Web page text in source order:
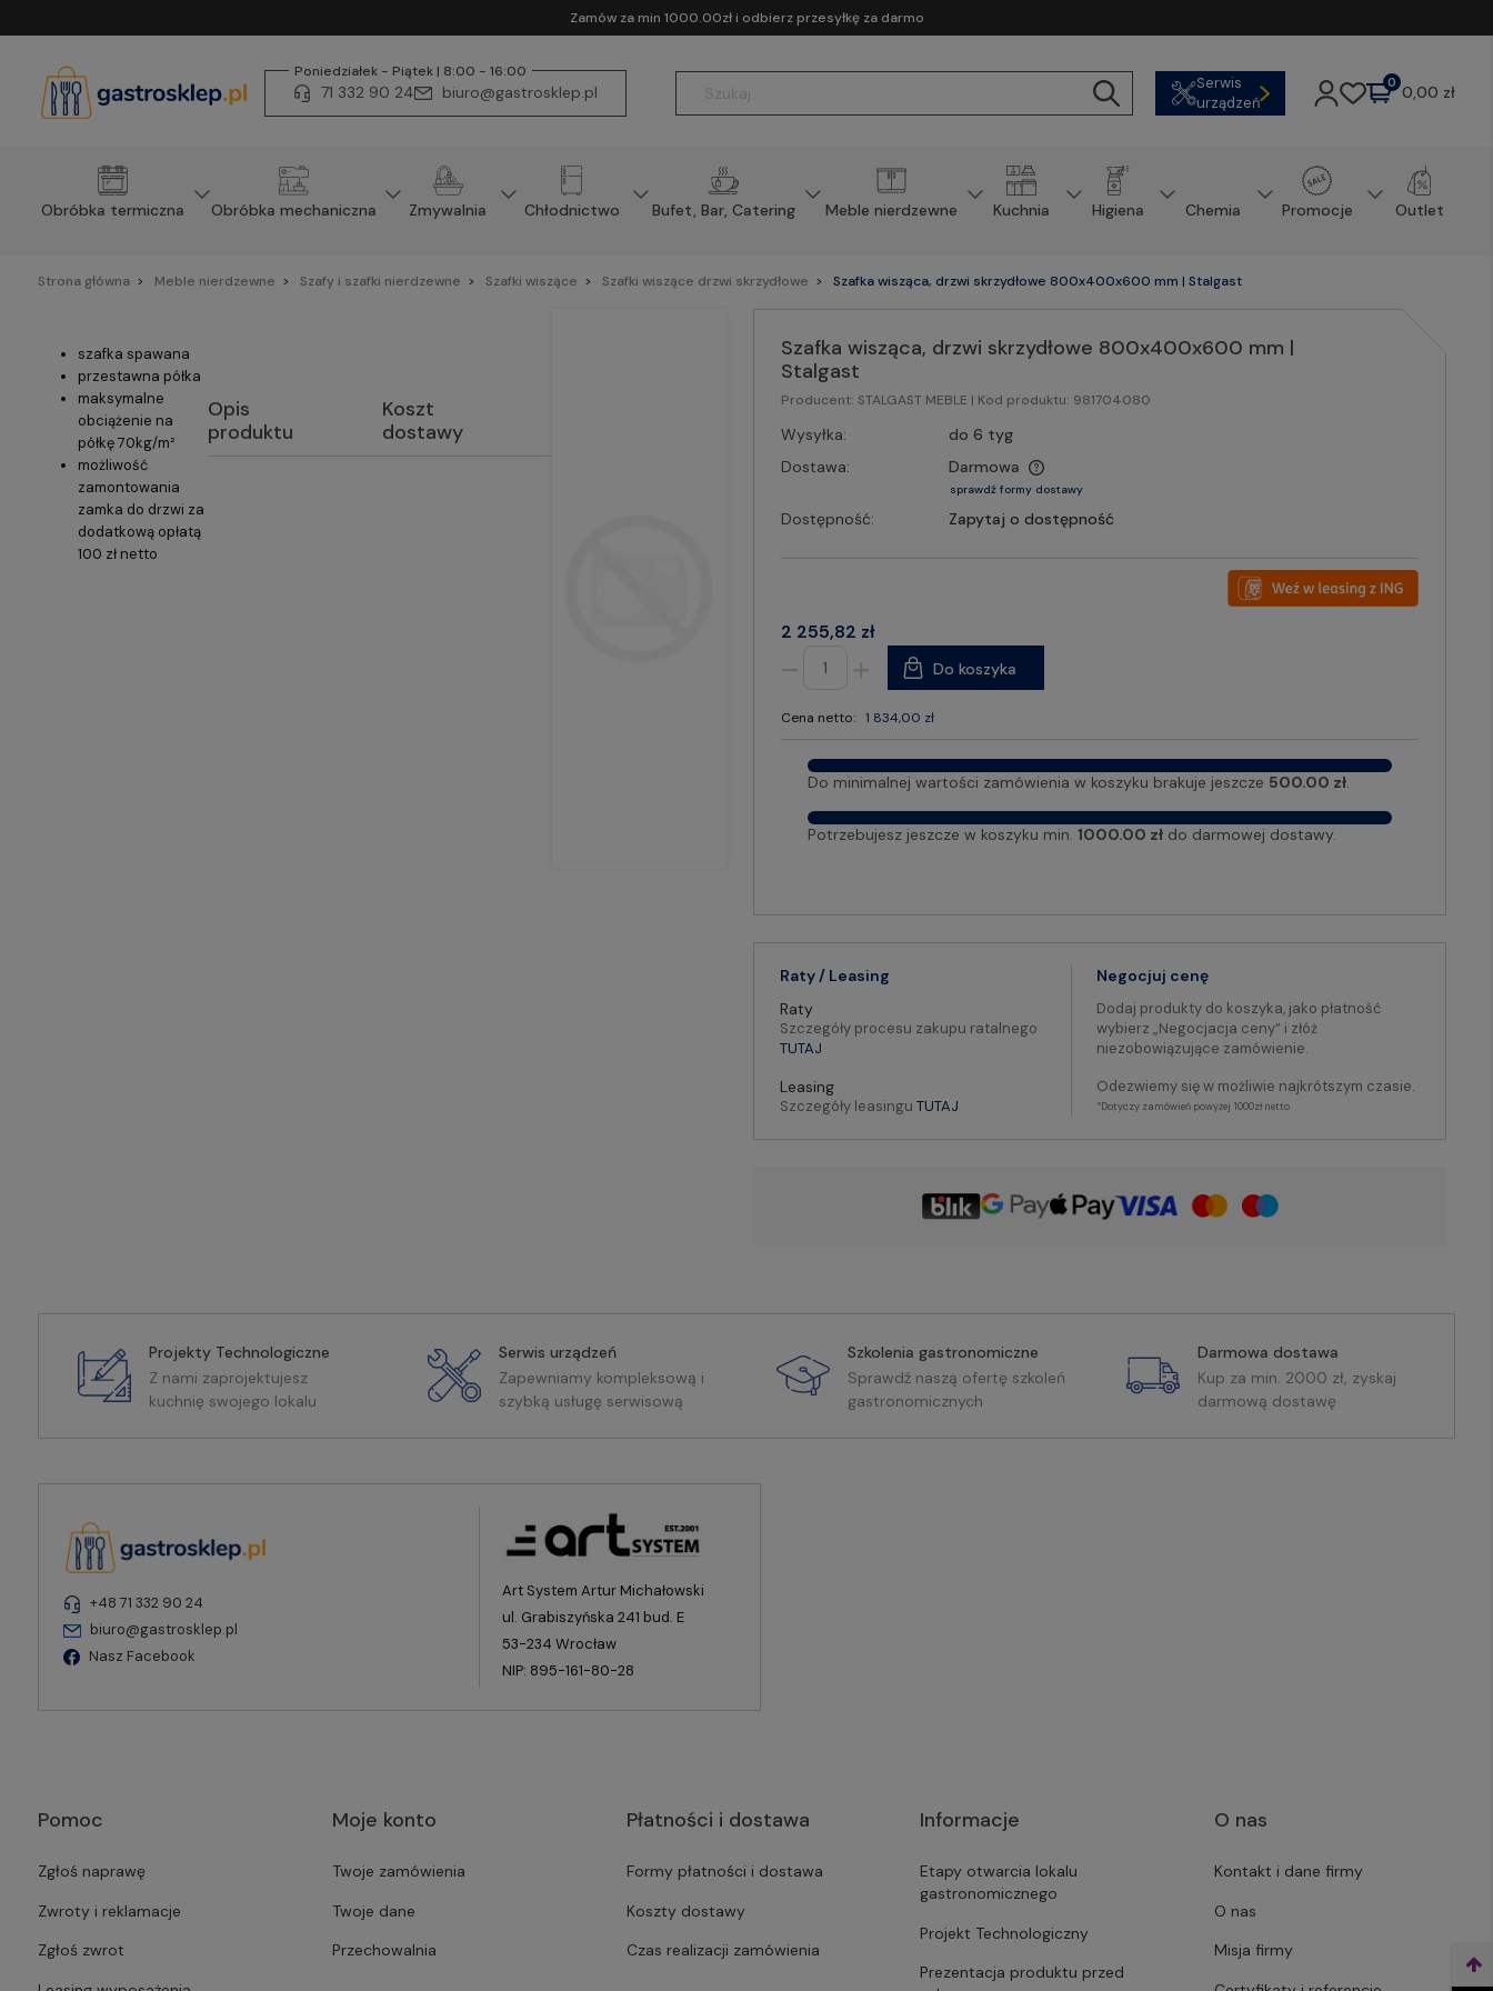
Zamów za min 1000.00zł i odbierz przesyłkę za darmo
Poniedziałek - Piątek | 8:00 - 16:00
71 332 90 24 biuro@gastrosklep.pl
Serwis
urządzeń
0,00 zł
0
Obróbka termiczna Obróbka mechaniczna Zmywalnia Chłodnictwo Bufet, Bar, Catering Meble nierdzewne Kuchnia Higiena Chemia Promocje Outlet
Strona główna Meble nierdzewne Szafy i szafki nierdzewne Szafki wiszące Szafki wiszące drzwi skrzydłowe Szafka wisząca, drzwi skrzydłowe 800x400x600 mm | Stalgast
Opis
produktu
Koszt
dostawy
szafka spawana
przestawna półka
maksymalne
obciążenie na
półkę 70kg/m²
możliwość
zamontowania
zamka do drzwi za
dodatkową opłatą
100 zł netto
Szafka wisząca, drzwi skrzydłowe 800x400x600 mm |
Stalgast
Producent: STALGAST MEBLE | Kod produktu: 981704080
Wysyłka:
do 6 tyg
Dostawa:
Darmowa
sprawdź formy dostawy
Dostępność: Zapytaj o dostępność
2 255,82 zł
Cena netto: 1 834,00 zł
Do koszyka
Do minimalnej wartości zamówienia w koszyku brakuje jeszcze 500.00 zł.
Potrzebujesz jeszcze w koszyku min. 1000.00 złdo darmowej dostawy.
Raty / Leasing
Raty
Szczegóły procesu zakupu ratalnego
TUTAJ
Leasing
Szczegóły leasinguTUTAJ
Negocjuj cenę
Dodaj produkty do koszyka, jako płatność
wybierz „Negocjacja ceny” i złóż
niezobowiązujące zamówienie.
Odezwiemy się w możliwie najkrótszym czasie.
*Dotyczy zamówień powyżej 1000zł netto
Projekty Technologiczne
Z nami zaprojektujesz
kuchnię swojego lokalu
Serwis urządzeń
Zapewniamy kompleksową i
szybką usługę serwisową
Szkolenia gastronomiczne
Sprawdź naszą ofertę szkoleń
gastronomicznych
Darmowa dostawa
Kup za min. 2000 zł, zyskaj
darmową dostawę
+48 71 332 90 24
biuro@gastrosklep.pl
Nasz Facebook
Art System Artur Michałowski
ul. Grabiszyńska 241 bud. E
53-234 Wrocław
NIP: 895-161-80-28
Pomoc
Zgłoś naprawę
Zwroty i reklamacje
Zgłoś zwrot
Moje konto
Twoje zamówienia
Twoje dane
Przechowalnia
Płatności i dostawa
Formy płatności i dostawa
Koszty dostawy
Czas realizacji zamówienia
Informacje
Etapy otwarcia lokalu
gastronomicznego
Projekt Technologiczny
Prezentacja produktu przed
O nas
Kontakt i dane firmy
O nas
Misja firmy